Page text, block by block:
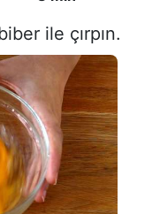
ile çırpın.